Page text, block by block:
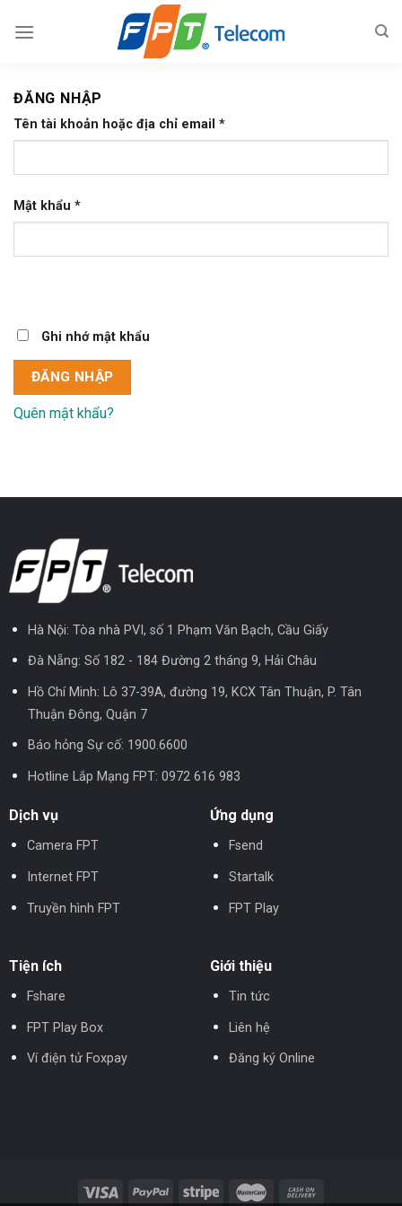
ĐĂNG NHẬP
Tên tài khoản hoặc địa chỉ email *
Mật khẩu *
Ghi nhớ mật khẩu
ĐĂNG NHẬP
Quên mật khẩu?
Hà Nội: Tòa nhà PVI, số 1 Phạm Văn Bạch, Cầu Giấy
Đà Nẵng: Số 182 - 184 Đường 2 tháng 9, Hải Châu
Hồ Chí Minh: Lô 37-39A, đường 19, KCX Tân Thuận, P. Tân
Thuận Đông, Quận 7
Báo hỏng Sự cố: 1900.6600
Hotline Lắp Mạng FPT: 0972 616 983
Dịch vụ
Camera FPT
Internet FPT
Truyền hình FPT
Ứng dụng
Fsend
Startalk
FPT Play
Tiện ích
Fshare
FPT Play Box
Ví điện tử Foxpay
Giới thiệu
Tin tức
Liên hệ
Đăng ký Online